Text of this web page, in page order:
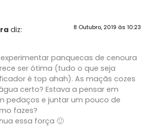
diz: 8 Outubro, 2019 às 10:23
panquecas de cenoura
ser ótima (tudo o que seja
é top ahah). As maçãs cozes
certo? Estava a pensar em
pedaços e juntar um pouco de
fazes?
essa força 🙂